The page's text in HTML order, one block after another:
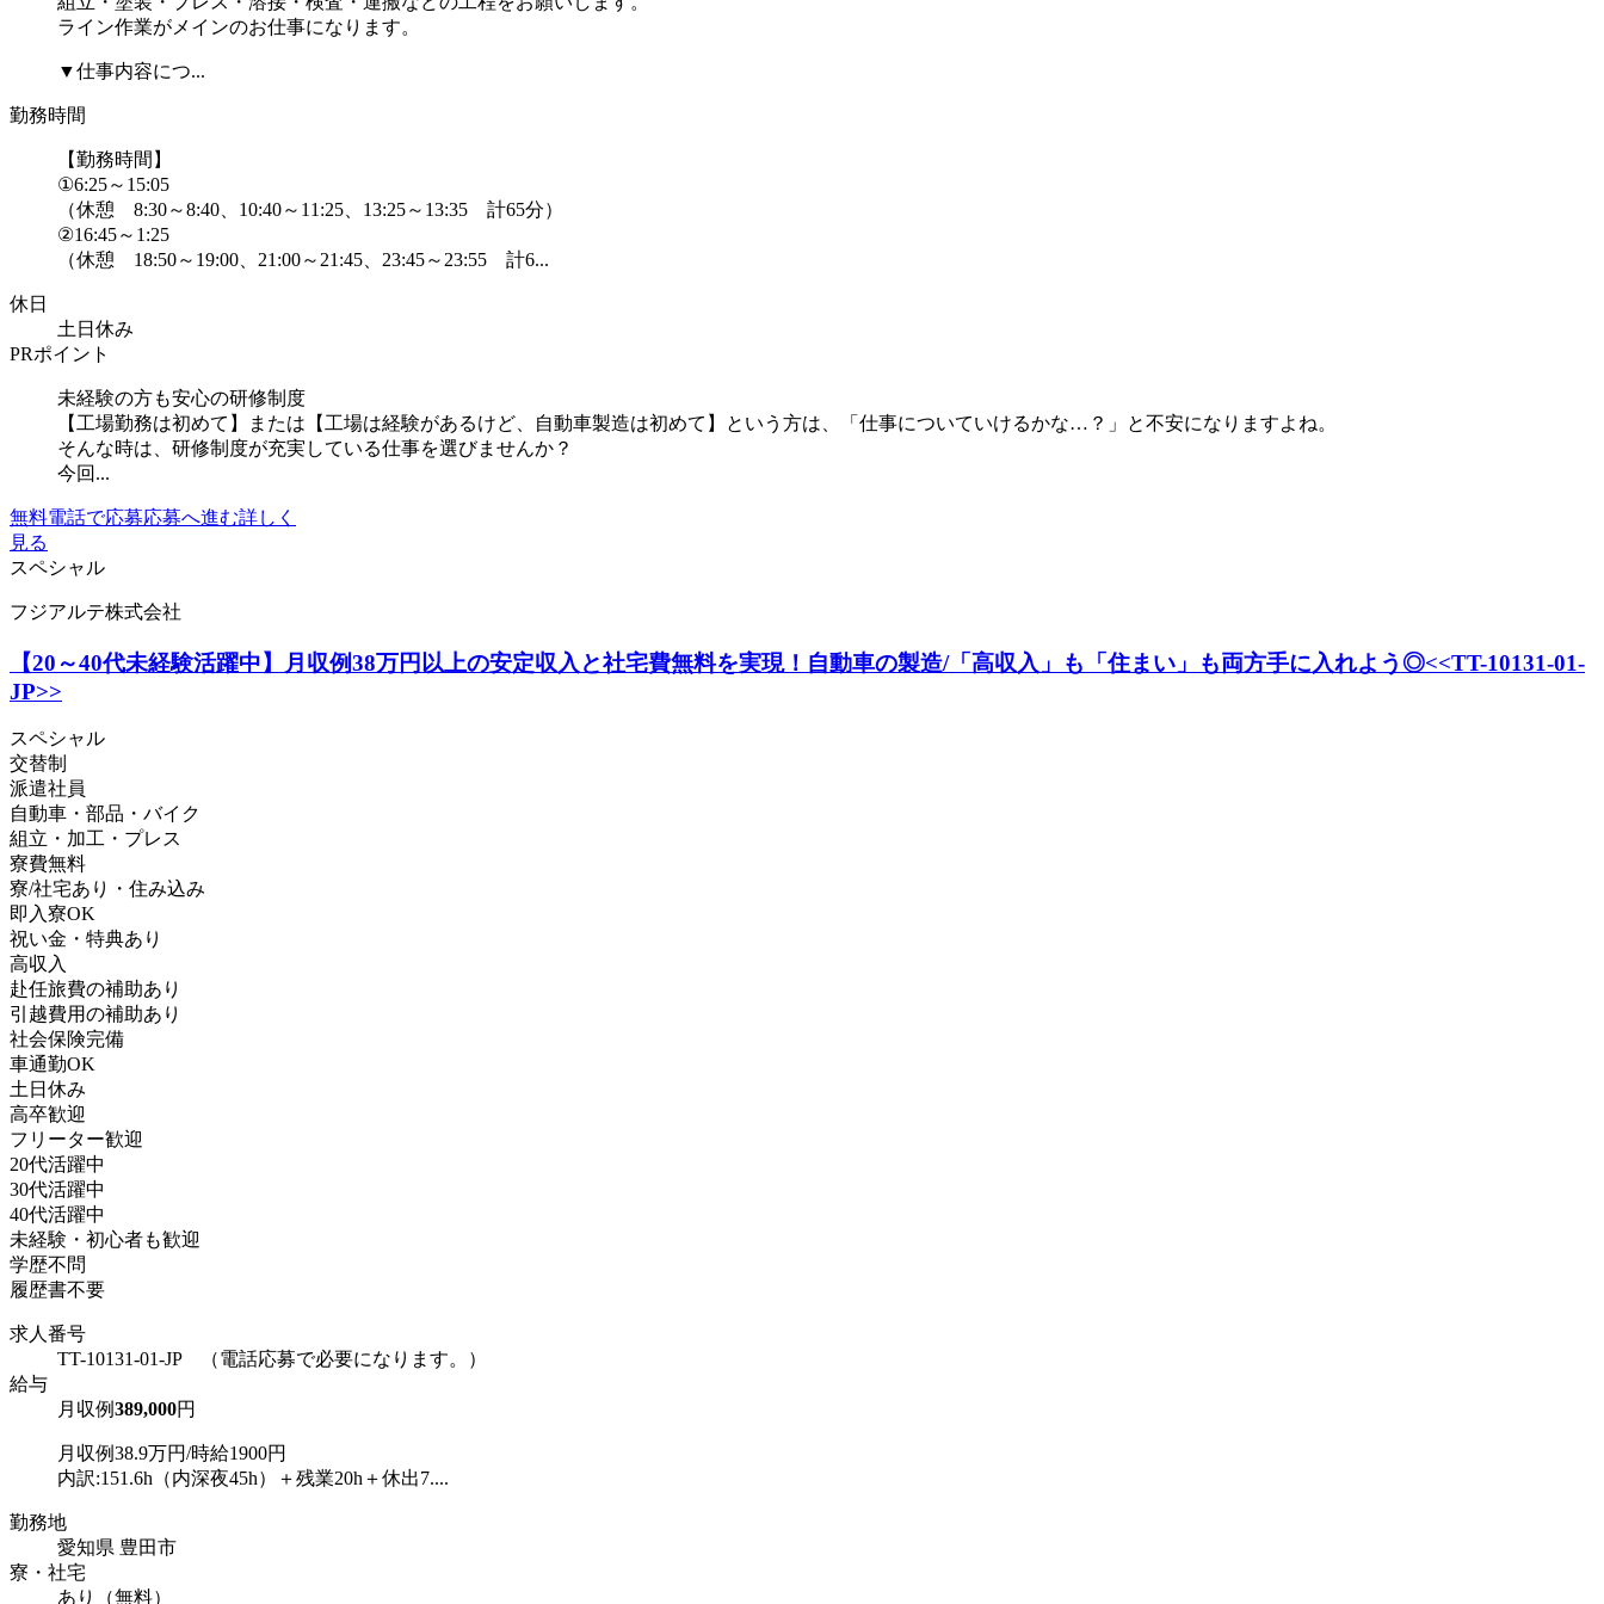
ライン作業がメインのお仕事になります。
▼仕事内容につ...
勤務時間
【勤務時間】
①6:25～15:05
（休憩 8:30～8:40、10:40～11:25、13:25～13:35 計65分）
②16:45～1:25
（休憩 18:50～19:00、21:00～21:45、23:45～23:55 計6...
休日
土日休み
PRポイント
未経験の方も安心の研修制度
【工場勤務は初めて】または【工場は経験があるけど、自動車製造は初めて】という方は、「仕事についていけるかな…？」と不安になりますよね。
そんな時は、研修制度が充実している仕事を選びませんか？
今回...
無料電話で応募応募へ進む詳しく
見る
スペシャル
フジアルテ株式会社
【20～40代未経験活躍中】月収例38万円以上の安定収入と社宅費無料を実現！自動車の製造/「高収入」も「住まい」も両方手に入れよう◎<<TT-10131-01-
JP>>
スペシャル
交替制
派遣社員
自動車・部品・バイク
組立・加工・プレス
寮費無料
寮/社宅あり・住み込み
即入寮OK
祝い金・特典あり
高収入
赴任旅費の補助あり
引越費用の補助あり
社会保険完備
車通勤OK
土日休み
高卒歓迎
フリーター歓迎
20代活躍中
30代活躍中
40代活躍中
未経験・初心者も歓迎
学歴不問
履歴書不要
求人番号
TT-10131-01-JP （電話応募で必要になります。）
給与
月収例389,000円
月収例38.9万円/時給1900円
内訳:151.6h（内深夜45h）＋残業20h＋休出7....
勤務地
愛知県 豊田市
寮・社宅
あり（無料）